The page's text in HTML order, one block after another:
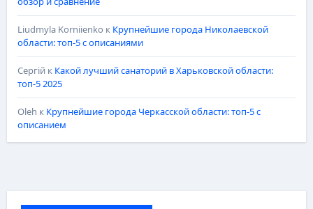
Liudmyla Korniienko к Крупнейшие города Николаевской
области: топ-5 с описаниями
Сергійк Какой лучший санаторий в Харьковской области:
топ-5 2025
Oleh к Крупнейшие города Черкасской области: топ-5 с
описанием